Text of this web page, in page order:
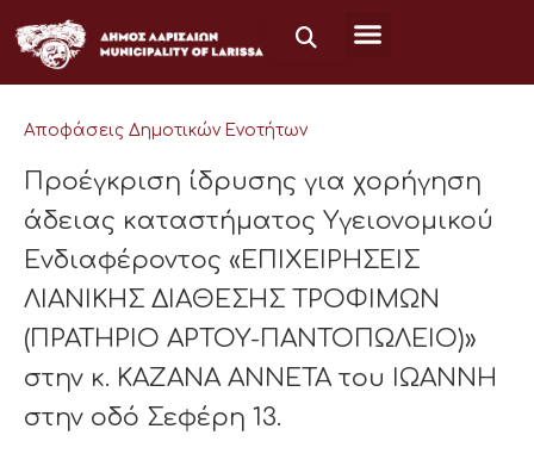
στο
περιεχόμενο
Αποφάσεις Δημοτικών Ενοτήτων
Προέγκριση ίδρυσης για χορήγηση
άδειας καταστήματος Υγειονομικού
Ενδιαφέροντος «ΕΠΙΧΕΙΡΗΣΕΙΣ
ΛΙΑΝΙΚΗΣ ΔΙΑΘΕΣΗΣ ΤΡΟΦΙΜΩΝ
(ΠΡΑΤΗΡΙΟ ΑΡΤΟΥ-ΠΑΝΤΟΠΩΛΕΙΟ)»
στην κ. ΚΑΖΑΝΑ ΑΝΝΕΤΑ του ΙΩΑΝΝΗ
στην οδό Σεφέρη 13.